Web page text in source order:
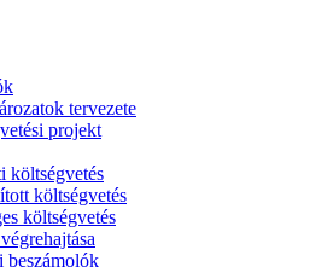
tervezete
projekt
költségvetés
költségvetés
költségvetés
beszámolók